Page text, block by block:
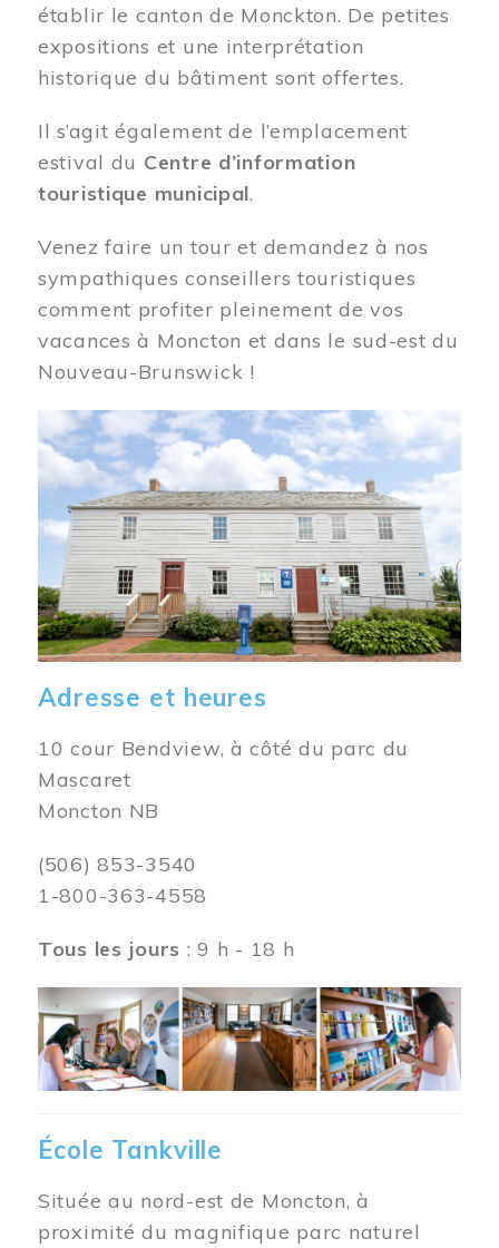
établir le canton de Monckton. De petites
expositions et une interprétation
historique du bâtiment sont offertes.
Il s’agit également de l’emplacement
estival du Centre d’information
touristique municipal.
Venez faire un tour et demandez à nos
sympathiques conseillers touristiques
comment profiter pleinement de vos
vacances à Moncton et dans le sud-est du
Nouveau-Brunswick !
Image
Adresse et heures
10 cour Bendview, à côté du parc du
Mascaret
Moncton NB
(506) 853-3540
1-800-363-4558
Tous les jours : 9 h - 18 h
Image
École Tankville
Située au nord-est de Moncton, à
proximité du magnifique parc naturel